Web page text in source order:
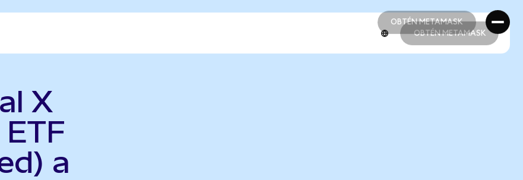
OBTÉN METAMASK
OBTÉN METAMASK
OBTÉN METAMASK
X
a